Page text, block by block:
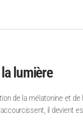
lumière
de la mélatonine et
il devient